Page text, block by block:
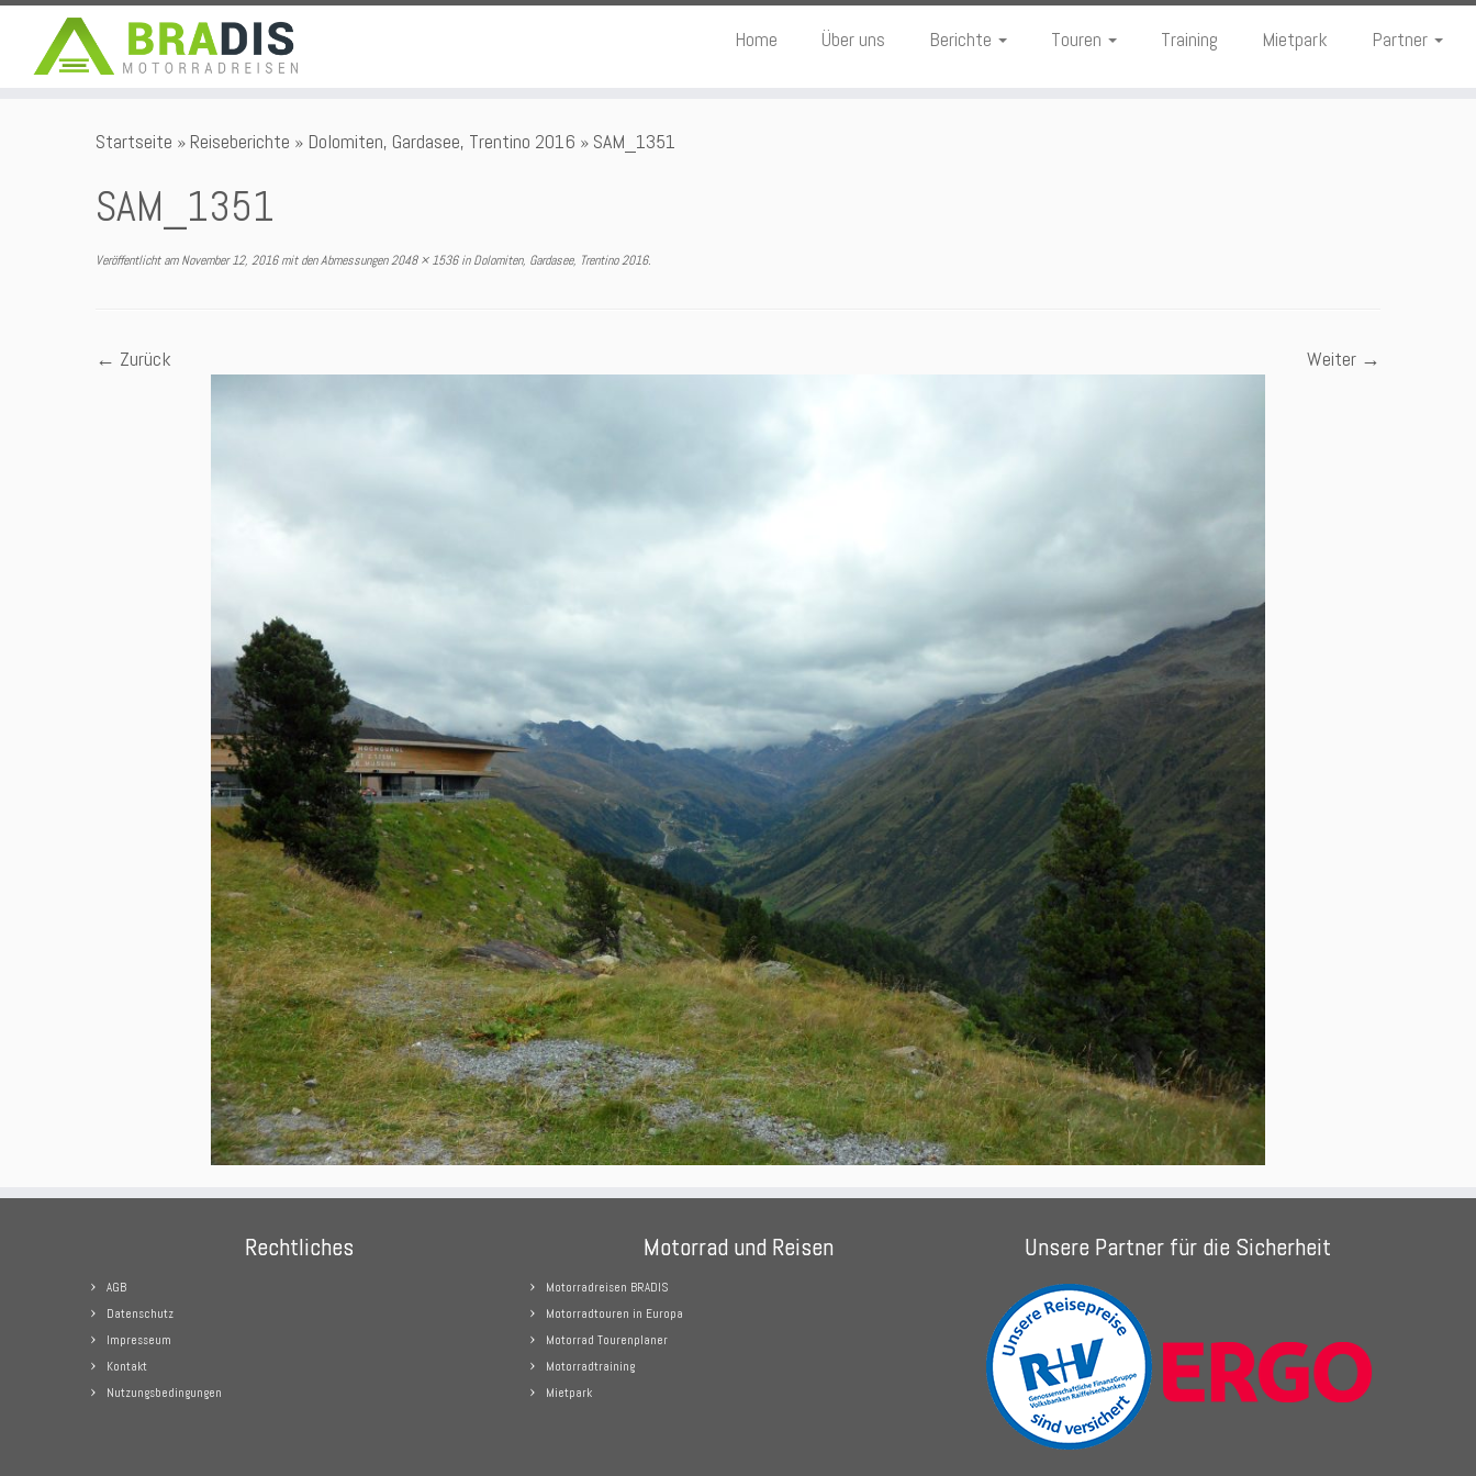
Home Über uns Berichte Touren Training Mietpark Partner
Startseite » Reiseberichte » Dolomiten, Gardasee, Trentino 2016 » SAM_1351
SAM_1351
Veröffentlicht am November 12, 2016mit den Abmessungen2048 × 1536inDolomiten, Gardasee, Trentino 2016.
← Zurück Weiter →
Rechtliches
AGB
Datenschutz
Impresseum
Kontakt
Nutzungsbedingungen
Motorrad und Reisen
Motorradreisen BRADIS
Motorradtouren in Europa
Motorrad Tourenplaner
Motorradtraining
Mietpark
Unsere Partner für die Sicherheit